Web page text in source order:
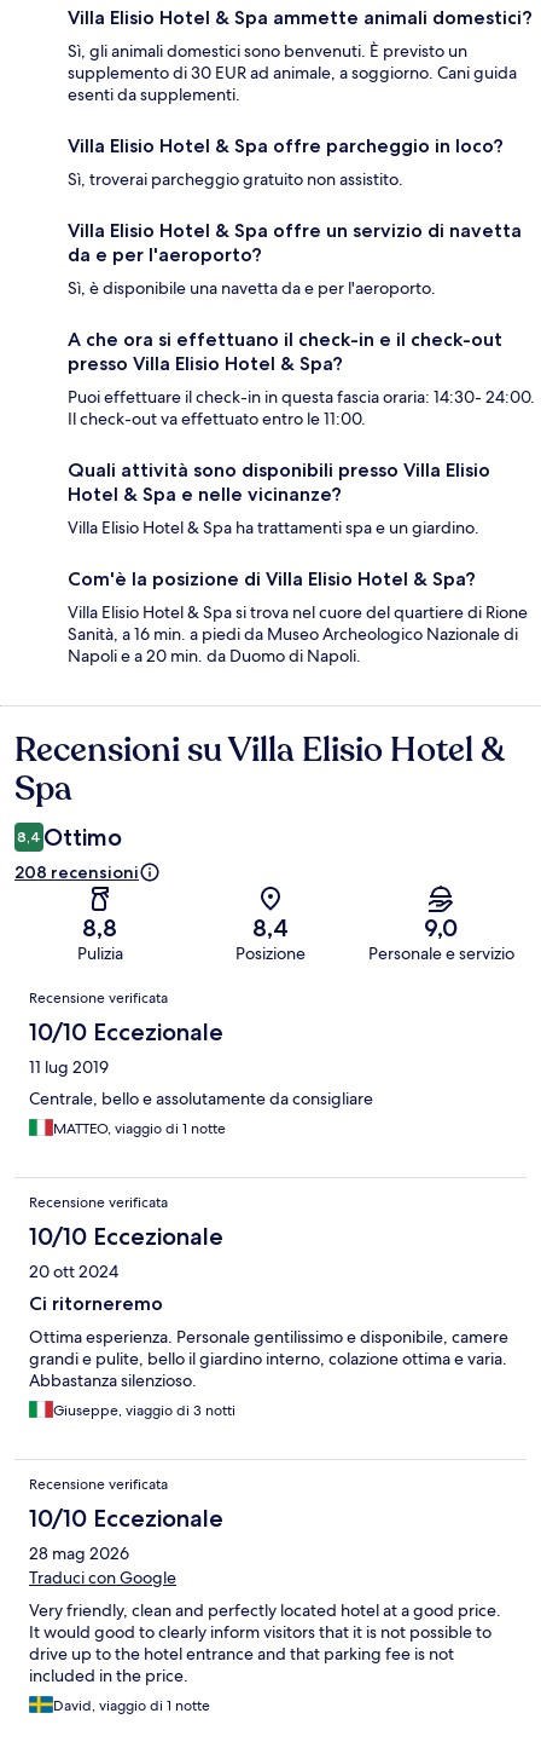
Villa Elisio Hotel & Spa ammette animali domestici?
Sì, gli animali domestici sono benvenuti. È previsto un
supplemento di 30 EUR ad animale, a soggiorno. Cani guida
esenti da supplementi.
Villa Elisio Hotel & Spa offre parcheggio in loco?
Sì, troverai parcheggio gratuito non assistito.
Villa Elisio Hotel & Spa offre un servizio di navetta
da e per l'aeroporto?
Sì, è disponibile una navetta da e per l'aeroporto.
A che ora si effettuano il check-in e il check-out
presso Villa Elisio Hotel & Spa?
Puoi effettuare il check-in in questa fascia oraria: 14:30- 24:00.
Il check-out va effettuato entro le 11:00.
Quali attività sono disponibili presso Villa Elisio
Hotel & Spa e nelle vicinanze?
Villa Elisio Hotel & Spa ha trattamenti spa e un giardino.
Com'è la posizione di Villa Elisio Hotel & Spa?
Villa Elisio Hotel & Spa si trova nel cuore del quartiere di Rione
Sanità, a 16 min. a piedi da Museo Archeologico Nazionale di
Napoli e a 20 min. da Duomo di Napoli.
Recensioni
Recensioni su Villa Elisio Hotel &
Spa
8,4 Ottimo
208 recensioni
8,8
Pulizia
8,4
Posizione
9,0
Personale e servizio
Recensioni
Recensione verificata
10/10 Eccezionale
11 lug 2019
Centrale, bello e assolutamente da consigliare
MATTEO, viaggio di 1 notte
Recensione verificata
10/10 Eccezionale
20 ott 2024
Ci ritorneremo
Ottima esperienza. Personale gentilissimo e disponibile, camere
grandi e pulite, bello il giardino interno, colazione ottima e varia.
Abbastanza silenzioso.
Giuseppe, viaggio di 3 notti
Recensione verificata
10/10 Eccezionale
28 mag 2026
Traduci con Google
Very friendly, clean and perfectly located hotel at a good price.
It would good to clearly inform visitors that it is not possible to
drive up to the hotel entrance and that parking fee is not
included in the price.
David, viaggio di 1 notte